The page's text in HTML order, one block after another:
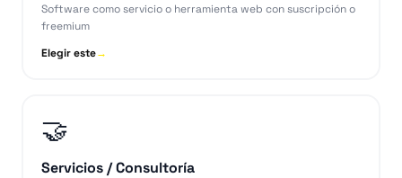
Software como servicio o herramienta web con suscripción o
freemium
Elegir este→
🤝
Servicios / Consultoría